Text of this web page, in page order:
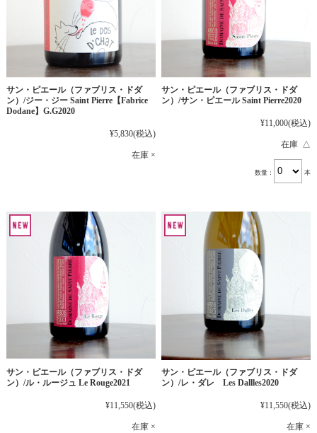
サン・ピエール（ファブリス・ドダ
ン）/ジー・ジー Saint Pierre【Fabrice
Dodane】G.G2020
¥5,830(税込)
在庫 ×
サン・ピエール（ファブリス・ドダ
ン）/サン・ピエール Saint Pierre2020
¥11,000(税込)
在庫 △
数量： 本
サン・ピエール（ファブリス・ドダ
ン）/ル・ルージュ Le Rouge2021
¥11,550(税込)
在庫 ×
サン・ピエール（ファブリス・ドダ
ン）/レ・ダレ Les Dallles2020
¥11,550(税込)
在庫 ×